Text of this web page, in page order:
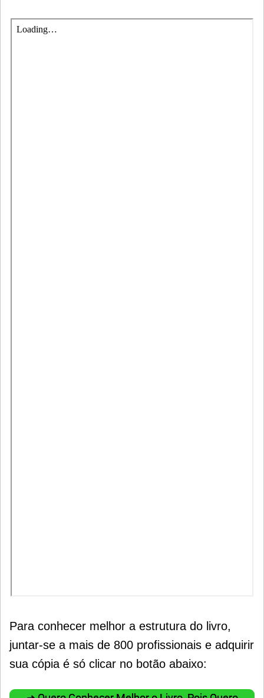
Para conhecer melhor a estrutura do livro,
juntar-se a mais de 800 profissionais e adquirir
sua cópia é só clicar no botão abaixo: